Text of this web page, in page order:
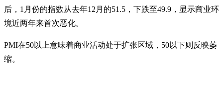
后，1月份的指数从去年12月的51.5，下跌至49.9，显示商业环
境近两年来首次恶化。
PMI在50以上意味着商业活动处于扩张区域，50以下则反映萎
缩。